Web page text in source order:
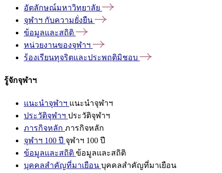
อัตลักษณ์มหาวิทยาลัย
จุฬาฯ กับความยั่งยืน
ข้อมูลและสถิติ
หน่วยงานของจุฬาฯ
ร้องเรียนทุจริตและประพฤติมิชอบ
รู้จักจุฬาฯ
แนะนำจุฬาฯ แนะนำจุฬาฯ
ประวัติจุฬาฯ ประวัติจุฬาฯ
ภารกิจหลัก ภารกิจหลัก
จุฬาฯ 100 ปี จุฬาฯ 100 ปี
ข้อมูลและสถิติ ข้อมูลและสถิติ
บุคคลสำคัญที่มาเยือน บุคคลสำคัญที่มาเยือน